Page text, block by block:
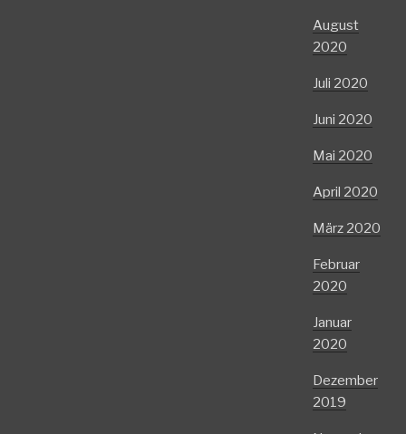
August
2020
Juli 2020
Juni 2020
Mai 2020
April 2020
März 2020
Februar
2020
Januar
2020
Dezember
2019